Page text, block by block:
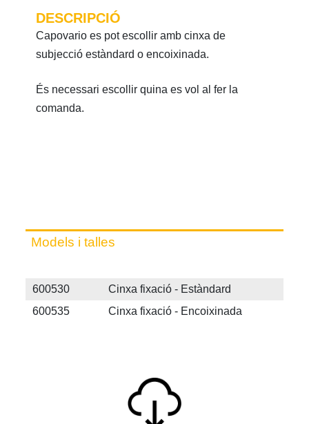
DESCRIPCIÓ
Capovario es pot escollir amb cinxa de
subjecció estàndard o encoixinada.
És necessari escollir quina es vol al fer la
comanda.
Models i talles
600530 Cinxa fixació - Estàndard
600535 Cinxa fixació - Encoixinada